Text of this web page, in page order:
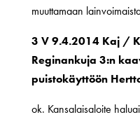
muuttamaan
3 V 9.4.2014 Kaj /
Reginankuja 3:n
puistokäyttöön
ok. Kansalaisaloite